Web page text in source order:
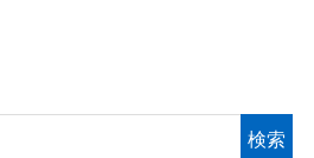
検索